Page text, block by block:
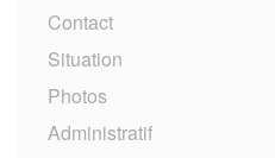
Contact
Situation
Photos
Administratif